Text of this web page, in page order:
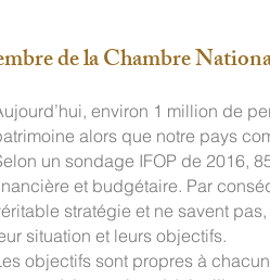
de la Chambre
environ 1 million de
alors que notre pays
un sondage IFOP de 2016,
et budgétaire. Par
stratégie et ne savent
situation et leurs objectifs.
objectifs sont propres à